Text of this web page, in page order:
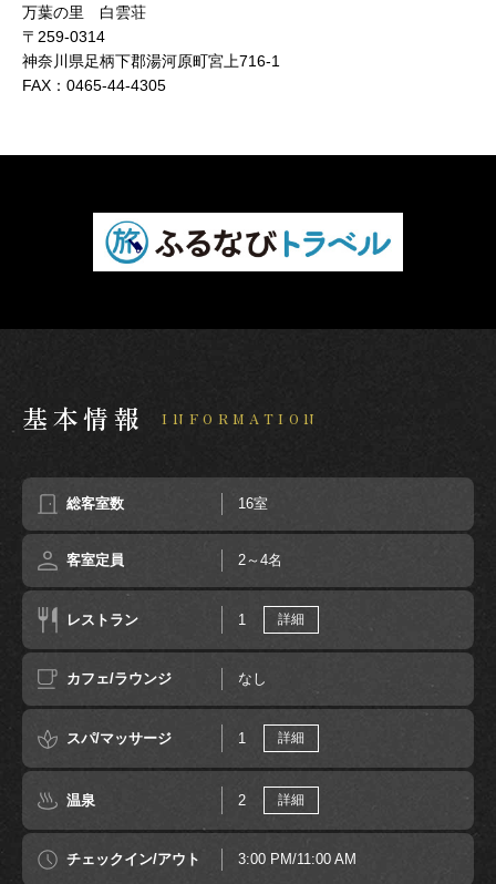
万葉の里 白雲荘
〒259-0314
神奈川県足柄下郡湯河原町宮上716-1
FAX： 0465-44-4305
基本情報 INFORMATION
総客室数 16室
客室定員 2～4名
レストラン 1 詳細
カフェ/ラウンジ なし
スパ/マッサージ 1 詳細
温泉 2 詳細
チェックイン/アウト 3:00 PM/11:00 AM